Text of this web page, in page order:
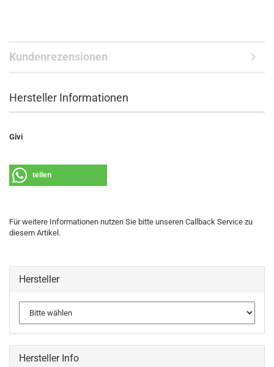
Kundenrezensionen
Hersteller Informationen
Givi
teilen
Für weitere Informationen nutzen Sie bitte unseren Callback Service zu
diesem Artikel.
Hersteller
Hersteller Info